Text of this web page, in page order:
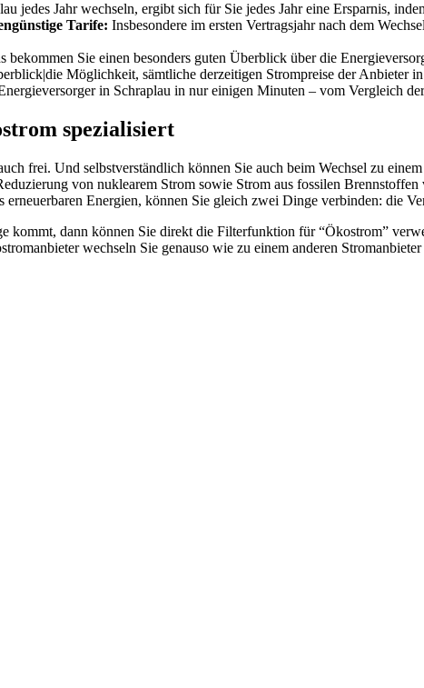
jedes Jahr wechseln, ergibt sich für Sie jedes Jahr eine Ersparnis,
Tarife: Insbesondere im ersten Vertragsjahr nach dem
bekommen Sie einen besonders guten Überblick über die
Möglichkeit, sämtliche derzeitigen Strompreise der Anbieter
in Schraplau in nur einigen Minuten – vom Vergleich
spezialisiert
frei. Und selbstverständlich können Sie auch beim Wechsel zu
von nuklearem Strom sowie Strom aus fossilen
Energien, können Sie gleich zwei Dinge verbinden: die
kommt, dann können Sie direkt die Filterfunktion für “Ökostrom”
wechseln Sie genauso wie zu einem anderen